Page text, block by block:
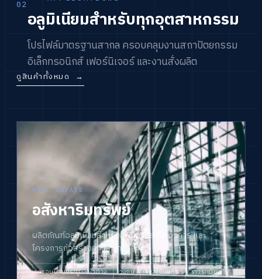
02
อลูมิเนียมสำหรับทุกอุตสาหกรรม
โปรไฟล์มาตรฐานสากล ครอบคลุมงานสถาปัตยกรรม
อิเล็กทรอนิกส์ เฟอร์นิเจอร์ และงานสั่งผลิต
ดูสินค้าทั้งหมด →
REAL ESTATE
อสังหาริมทรัพย์
ผลิตภัณฑ์อลูมิเนียมสำหรับที่พักอาศัย ตึก อาคาร และ
โครงการก่อสร้างทุกประเภท
กรอบบานประตู-หน้าต่าง วงกบ แผงกันแดด ราวระเบียง